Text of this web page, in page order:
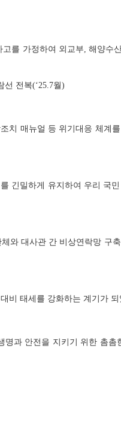
를 가정하여 외교부, 해양수
선 전복(‘25.7월)
치 매뉴얼 등 위기대응 체계
긴밀하게 유지하여 우리 국
와 대사관 간 비상연락망 구
비 태세를 강화하는 계기가 되
과 안전을 지키기 위한 촘